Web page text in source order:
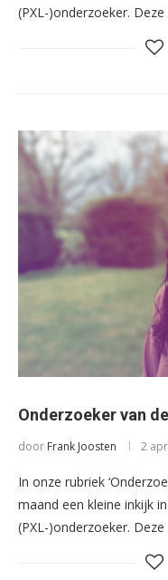
(PXL-)onderzoeker.
Onderzoeker van
door Frank Joosten 2
In onze rubriek
maand een kleine inkijk
(PXL-)onderzoeker.